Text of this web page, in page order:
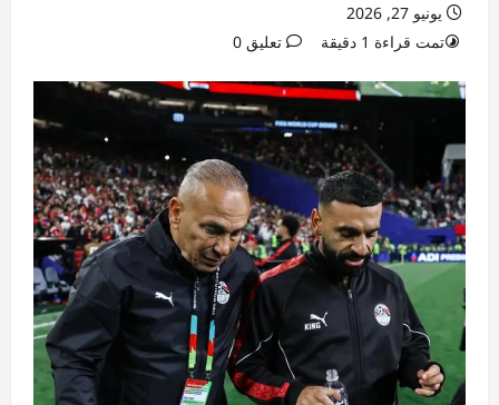
يونيو 27, 2026
تمت قراءة 1 دقيقة
تعليق 0